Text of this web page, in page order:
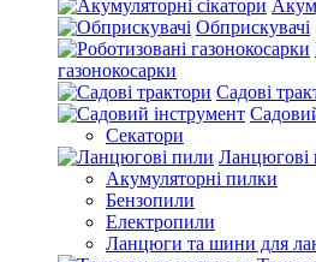
Обприскувачі
газонокосарки
Садові
Секатори
Ланцюгові
Акумуляторні пилки
Бензопили
Електропили
Ланцюги та шини для